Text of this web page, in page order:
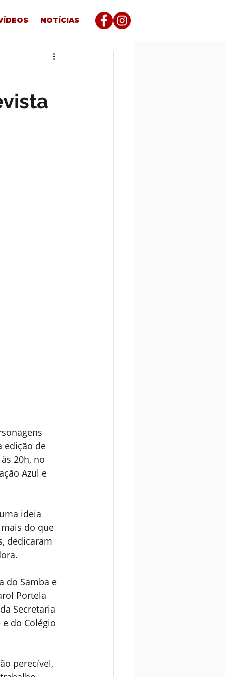
NOTÍCIAS
edição de
20h, no
Azul e
ideia
do que
dedicaram
do Samba e
Portela
Secretaria
do Colégio
perecível,